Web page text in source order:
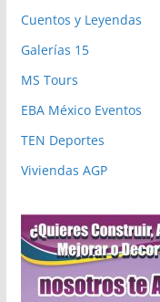
Cuentos y Leyendas
Galerías 15
MS Tours
EBA México Eventos
TEN Deportes
Viviendas AGP